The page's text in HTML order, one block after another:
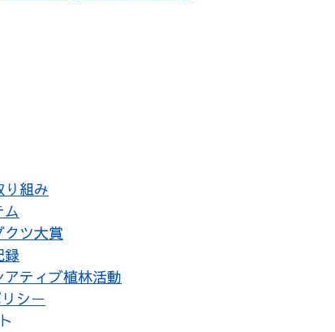
り組み
クツ大賞
録
ティブ植林活動
シー